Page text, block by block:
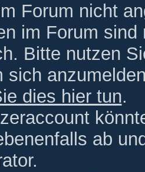
Forum nicht
im Forum
Bitte nutzen
sich
dies hier tun.
ab